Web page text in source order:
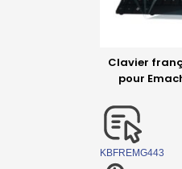
Clavier
pour
KBFREMG443